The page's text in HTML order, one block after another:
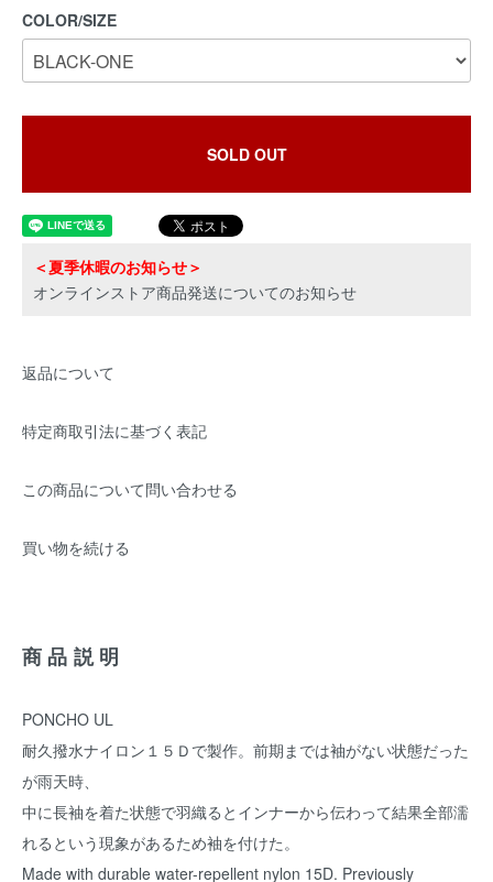
COLOR/SIZE
SOLD OUT
＜夏季休暇のお知らせ＞
オンラインストア商品発送についてのお知らせ
返品について
特定商取引法に基づく表記
この商品について問い合わせる
買い物を続ける
商品説明
PONCHO UL
耐久撥水ナイロン１５Ｄで製作。前期までは袖がない状態だった
が雨天時、
中に長袖を着た状態で羽織るとインナーから伝わって結果全部濡
れるという現象があるため袖を付けた。
Made with durable water-repellent nylon 15D. Previously